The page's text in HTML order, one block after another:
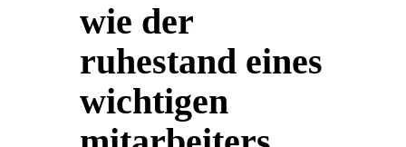
wie der
ruhestand eines
wichtigen